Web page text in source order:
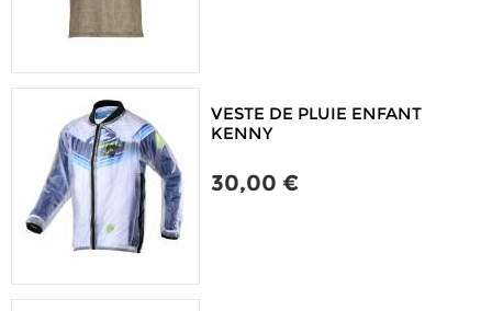
VESTE DE PLUIE ENFANT
KENNY
30,00 €